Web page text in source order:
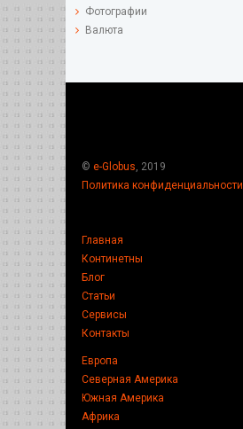
Фотографии
Валюта
© e-Globus , 2019
Политика конфиденциальности
Главная
Континетны
Блог
Статьи
Сервисы
Контакты
Европа
Северная Америка
Южная Америка
Африка